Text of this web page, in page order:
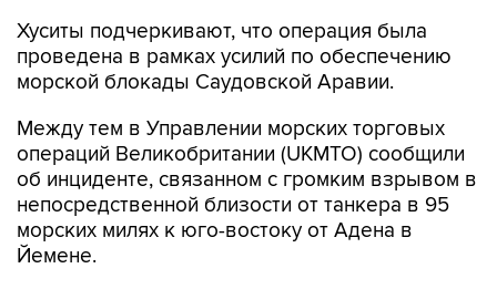
Хуситы подчеркивают, что операция была
проведена в рамках усилий по обеспечению
морской блокады Саудовской Аравии.
Между тем в Управлении морских торговых
операций Великобритании (UKMTO) сообщили
об инциденте, связанном с громким взрывом в
непосредственной близости от танкера в 95
морских милях к юго-востоку от Адена в
Йемене.